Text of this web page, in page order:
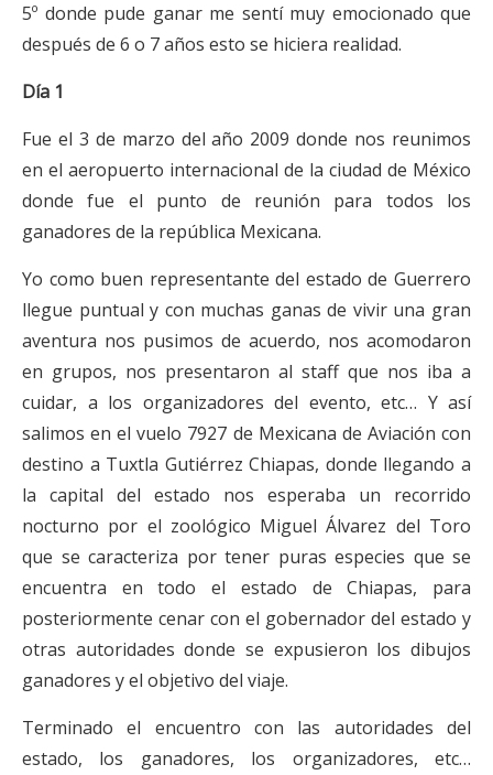
5º donde pude ganar me sentí muy emocionado que
después de 6 o 7 años esto se hiciera realidad.
Día 1
Fue el 3 de marzo del año 2009 donde nos reunimos
en el aeropuerto internacional de la ciudad de México
donde fue el punto de reunión para todos los
ganadores de la república Mexicana.
Yo como buen representante del estado de Guerrero
llegue puntual y con muchas ganas de vivir una gran
aventura nos pusimos de acuerdo, nos acomodaron
en grupos, nos presentaron al staff que nos iba a
cuidar, a los organizadores del evento, etc… Y así
salimos en el vuelo 7927 de Mexicana de Aviación con
destino a Tuxtla Gutiérrez Chiapas, donde llegando a
la capital del estado nos esperaba un recorrido
nocturno por el zoológico Miguel Álvarez del Toro
que se caracteriza por tener puras especies que se
encuentra en todo el estado de Chiapas, para
posteriormente cenar con el gobernador del estado y
otras autoridades donde se expusieron los dibujos
ganadores y el objetivo del viaje.
Terminado el encuentro con las autoridades del
estado, los ganadores, los organizadores, etc…